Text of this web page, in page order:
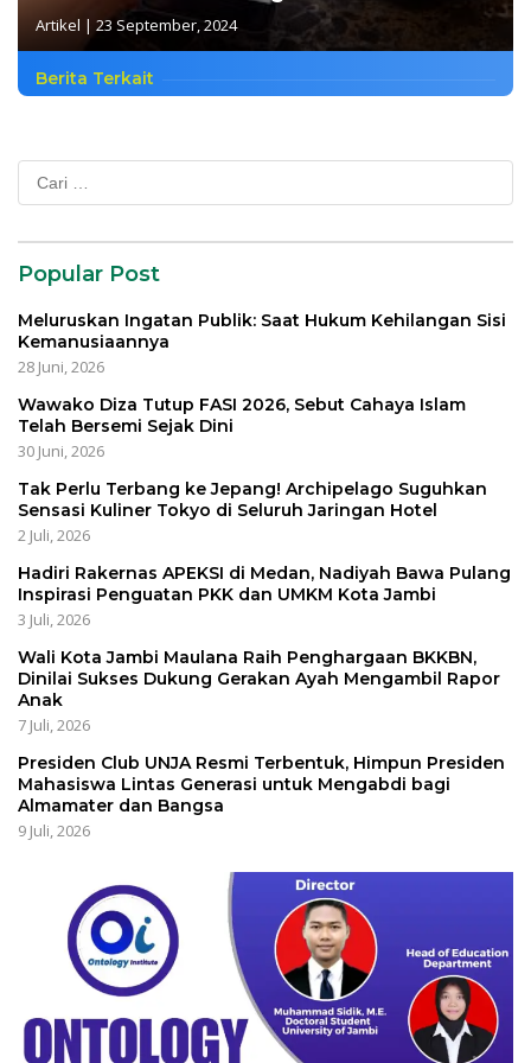
Artikel | 23 September, 2024
Berita Terkait
Cari
untuk:
Popular Post
Meluruskan Ingatan Publik: Saat Hukum Kehilangan Sisi
Kemanusiaannya
28 Juni, 2026
Wawako Diza Tutup FASI 2026, Sebut Cahaya Islam
Telah Bersemi Sejak Dini
30 Juni, 2026
Tak Perlu Terbang ke Jepang! Archipelago Suguhkan
Sensasi Kuliner Tokyo di Seluruh Jaringan Hotel
2 Juli, 2026
Hadiri Rakernas APEKSI di Medan, Nadiyah Bawa Pulang
Inspirasi Penguatan PKK dan UMKM Kota Jambi
3 Juli, 2026
Wali Kota Jambi Maulana Raih Penghargaan BKKBN,
Dinilai Sukses Dukung Gerakan Ayah Mengambil Rapor
Anak
7 Juli, 2026
Presiden Club UNJA Resmi Terbentuk, Himpun Presiden
Mahasiswa Lintas Generasi untuk Mengabdi bagi
Almamater dan Bangsa
9 Juli, 2026